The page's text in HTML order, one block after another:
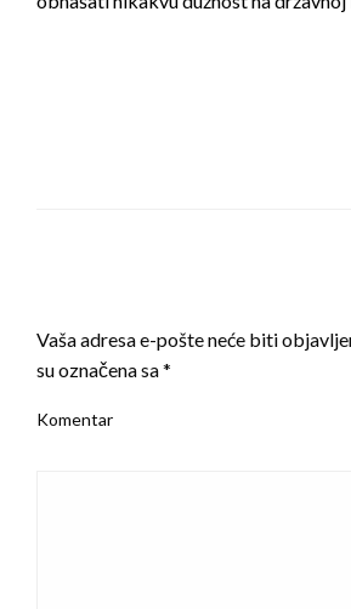
Vaša adresa e-pošte neće biti
su označena sa*
Komentar